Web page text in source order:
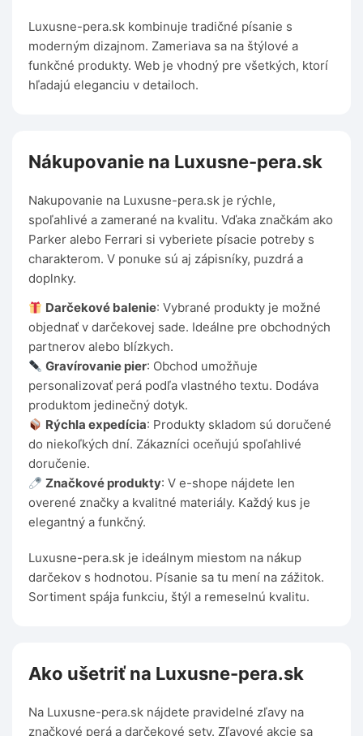
Luxusne-pera.sk kombinuje tradičné písanie s
moderným dizajnom. Zameriava sa na štýlové a
funkčné produkty. Web je vhodný pre všetkých, ktorí
hľadajú eleganciu v detailoch.
Nákupovanie na Luxusne-pera.sk
Nakupovanie na Luxusne-pera.sk je rýchle,
spoľahlivé a zamerané na kvalitu. Vďaka značkám ako
Parker alebo Ferrari si vyberiete písacie potreby s
charakterom. V ponuke sú aj zápisníky, puzdrá a
doplnky.
Darčekové balenie: Vybrané produkty je možné
objednať v darčekovej sade. Ideálne pre obchodných
partnerov alebo blízkych.
Gravírovanie pier: Obchod umožňuje
personalizovať perá podľa vlastného textu. Dodáva
produktom jedinečný dotyk.
Rýchla expedícia: Produkty skladom sú doručené
do niekoľkých dní. Zákazníci oceňujú spoľahlivé
doručenie.
Značkové produkty: V e-shope nájdete len
overené značky a kvalitné materiály. Každý kus je
elegantný a funkčný.
Luxusne-pera.sk je ideálnym miestom na nákup
darčekov s hodnotou. Písanie sa tu mení na zážitok.
Sortiment spája funkciu, štýl a remeselnú kvalitu.
Ako ušetriť na Luxusne-pera.sk
Na Luxusne-pera.sk nájdete pravidelné zľavy na
značkové perá a darčekové sety. Zľavové akcie sa